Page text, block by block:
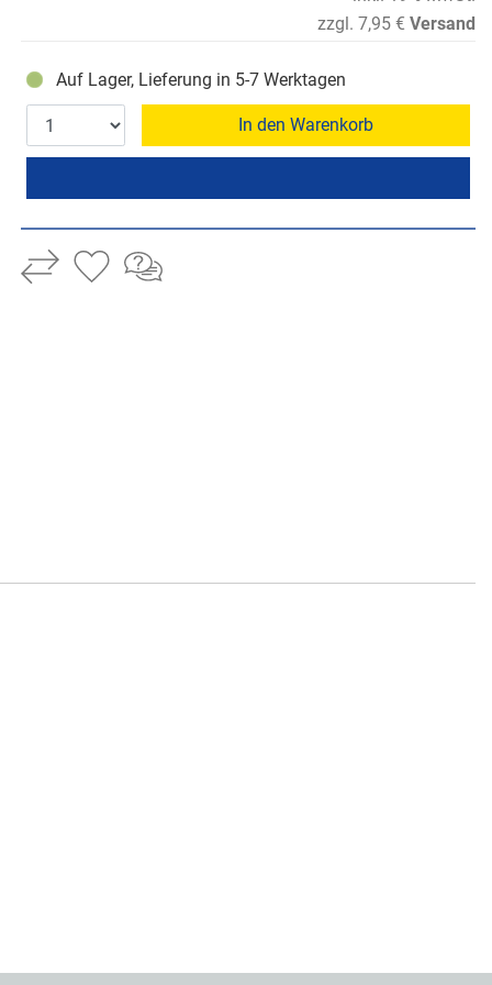
zzgl. 7,95 € Versand
Auf Lager, Lieferung in 5-7 Werktagen
In den Warenkorb